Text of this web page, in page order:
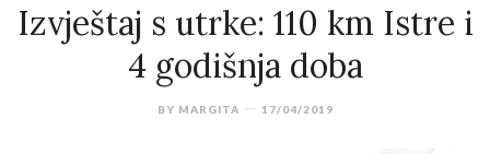
Izvještaj s utrke: 110 km Istre i
4 godišnja doba
BY MARGITA 17/04/2019